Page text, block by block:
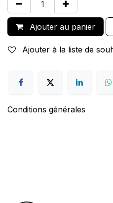
Ajouter au panier
Ajouter à la liste de
Conditions générales